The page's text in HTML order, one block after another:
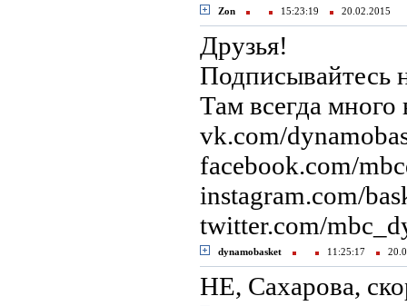
Zon 15:23:19 20.02.2015
Друзья!
Подписывайтесь
Там всегда много
vk.com/
facebook.com/
instagram.com/
twitter.com/
dynamobasket 11:25:17
НЕ, Сахарова,